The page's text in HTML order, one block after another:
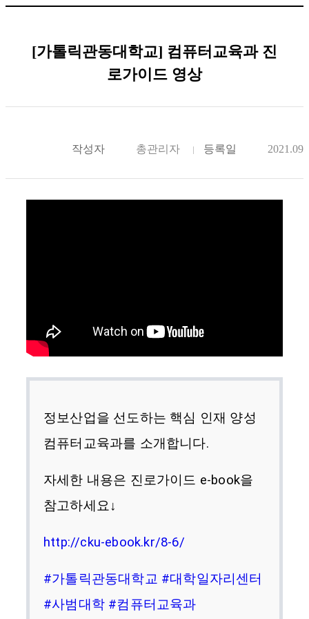
[가톨릭관동대학교] 컴퓨터교육과 진
로가이드 영상
작성자 총관리자 등록일
정보산업을 선도하는 핵심 인재 양성
컴퓨터교육과를 소개합니다.
자세한 내용은 진로가이드 e-book을
참고하세요↓
http://cku-ebook.kr/8-6/
#가톨릭관동대학교 #대학일자리센터
#사범대학 #컴퓨터교육과